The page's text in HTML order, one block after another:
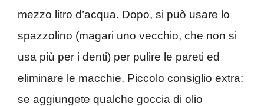
mezzo litro d’acqua. Dopo, si può usare lo
spazzolino (magari uno vecchio, che non si
usa più per i denti) per pulire le pareti ed
eliminare le macchie. Piccolo consiglio extra:
se aggiungete qualche goccia di olio